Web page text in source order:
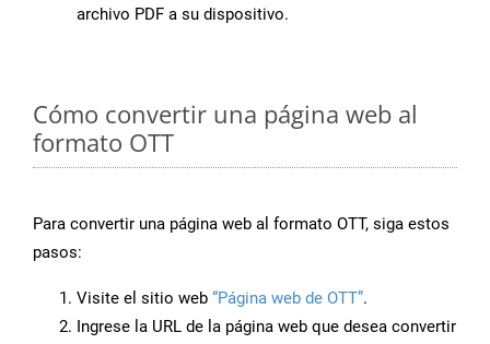
archivo PDF a su dispositivo.
Cómo convertir una página web al
formato OTT
Para convertir una página web al formato OTT, siga estos
pasos:
Visite el sitio web “Página web de OTT”.
Ingrese la URL de la página web que desea convertir